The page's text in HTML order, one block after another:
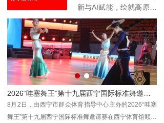
放，众多干部群众、非遗
传承人、文艺爱好者及各
地游客齐聚葱湾村，共赏
花海盛景、共品乡土文
脉、共赴乡村文旅新盛
宴。
新与AI赋能，绘就高原数
字文旅新画卷
8月2日，由西宁市群众体育指导中心主办的2026“哇塞
舞王”第十九届西宁国际标准舞邀请赛在西宁体育馆顺利